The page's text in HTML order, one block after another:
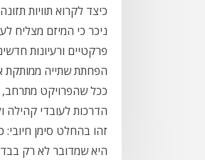
כיצד לקרוא תוויות
ניכר כי המיזם מצליח
פרקטיים ורעיונות
הפחתת שתייה ממותקת
ככל שהפרויקט מתרחב,
הדרכות לעובדי קהילה
זהו בהחלט סימן
היא שמדובר לא רק